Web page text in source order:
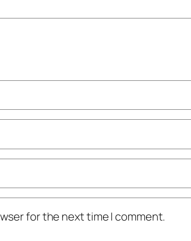
for the next time I comment.